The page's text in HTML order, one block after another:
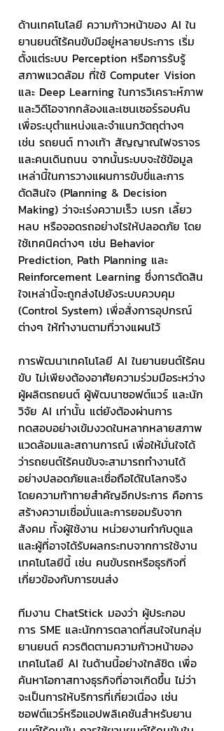
ด้านเทคโนโลยี ความก้าวหน้าของ AI ใน
ยานยนต์ไร้คนขับมีอยู่หลายประการ เริ่ม
ตั้งแต่ระบบ Perception หรือการรับรู้
สภาพแวดล้อม ที่ใช้ Computer Vision
และ Deep Learning ในการวิเคราะห์ภาพ
และวิดีโอจากกล้องและเซนเซอร์รอบคัน
เพื่อระบุตำแหน่งและจำแนกวัตถุต่างๆ
เช่น รถยนต์ ทางเท้า สัญญาณไฟจราจร
และคนเดินถนน จากนั้นระบบจะใช้ข้อมูล
เหล่านี้ในการวางแผนการขับขี่และการ
ตัดสินใจ (Planning & Decision
Making) ว่าจะเร่งความเร็ว เบรก เลี้ยว
หลบ หรือจอดรถอย่างไรให้ปลอดภัย โดย
ใช้เทคนิคต่างๆ เช่น Behavior
Prediction, Path Planning และ
Reinforcement Learning ซึ่งการตัดสิน
ใจเหล่านี้จะถูกส่งไปยังระบบควบคุม
(Control System) เพื่อสั่งการอุปกรณ์
ต่างๆ ให้ทำงานตามที่วางแผนไว้
การพัฒนาเทคโนโลยี AI ในยานยนต์ไร้คน
ขับ ไม่เพียงต้องอาศัยความร่วมมือระหว่าง
ผู้ผลิตรถยนต์ ผู้พัฒนาซอฟต์แวร์ และนัก
วิจัย AI เท่านั้น แต่ยังต้องผ่านการ
ทดสอบอย่างเข้มงวดในหลากหลายสภาพ
แวดล้อมและสถานการณ์ เพื่อให้มั่นใจได้
ว่ารถยนต์ไร้คนขับจะสามารถทำงานได้
อย่างปลอดภัยและเชื่อถือได้ในโลกจริง
โดยความท้าทายสำคัญอีกประการ คือการ
สร้างความเชื่อมั่นและการยอมรับจาก
สังคม ทั้งผู้ใช้งาน หน่วยงานกำกับดูแล
และผู้ที่อาจได้รับผลกระทบจากการใช้งาน
เทคโนโลยีนี้ เช่น คนขับรถหรือธุรกิจที่
เกี่ยวข้องกับการขนส่ง
ทีมงาน ChatStick มองว่า ผู้ประกอบ
การ SME และนักการตลาดที่สนใจในกลุ่ม
ยานยนต์ ควรติดตามความก้าวหน้าของ
เทคโนโลยี AI ในด้านนี้อย่างใกล้ชิด เพื่อ
ค้นหาโอกาสทางธุรกิจที่อาจเกิดขึ้น ไม่ว่า
จะเป็นการให้บริการที่เกี่ยวเนื่อง เช่น
ซอฟต์แวร์หรือแอปพลิเคชันสำหรับยาน